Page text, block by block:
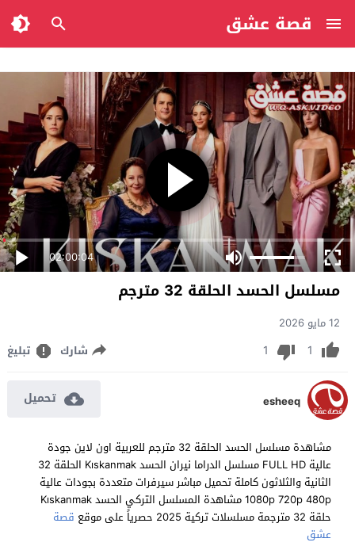
قصة عشق
02:00:04
مسلسل الحسد الحلقة 32 مترجم
12 مايو 2026
1
1 شارك تبليغ
esheeq تحميل
مشاهدة مسلسل الحسد الحلقة 32 مترجم للعربية اون لاين جودة
عالية FULL HD مسلسل الدراما نيران الحسد Kıskanmak الحلقة 32
الثانية والثلاثون كاملة تحميل مباشر سيرفرات متعددة بجودات عالية
1080p 720p 480p مشاهدة المسلسل التركي الحسد Kıskanmak
حلقة 32 مترجمة مسلسلات تركية 2025 حصرياً على موقع
قصة
عشق